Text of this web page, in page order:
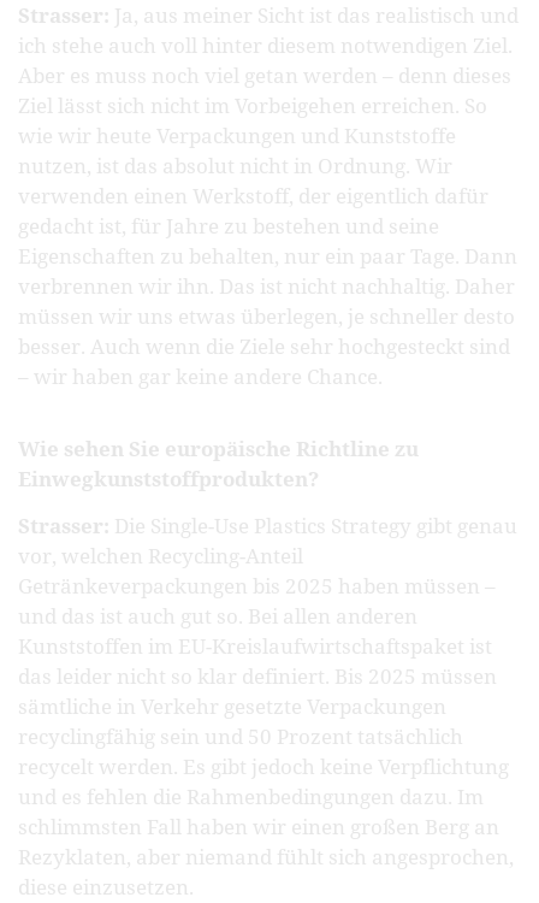
Strasser: Ja, aus meiner Sicht ist das realistisch und
ich stehe auch voll hinter diesem notwendigen Ziel.
Aber es muss noch viel getan werden – denn dieses
Ziel lässt sich nicht im Vorbeigehen erreichen. So
wie wir heute Verpackungen und Kunststoffe
nutzen, ist das absolut nicht in Ordnung. Wir
verwenden einen Werkstoff, der eigentlich dafür
gedacht ist, für Jahre zu bestehen und seine
Eigenschaften zu behalten, nur ein paar Tage. Dann
verbrennen wir ihn. Das ist nicht nachhaltig. Daher
müssen wir uns etwas überlegen, je schneller desto
besser. Auch wenn die Ziele sehr hochgesteckt sind
– wir haben gar keine andere Chance.
Wie sehen Sie europäische Richtline zu
Einwegkunststoffprodukten?
Strasser: Die Single-Use Plastics Strategy gibt genau
vor, welchen Recycling-Anteil
Getränkeverpackungen bis 2025 haben müssen –
und das ist auch gut so. Bei allen anderen
Kunststoffen im EU-Kreislaufwirtschaftspaket ist
das leider nicht so klar definiert. Bis 2025 müssen
sämtliche in Verkehr gesetzte Verpackungen
recyclingfähig sein und 50 Prozent tatsächlich
recycelt werden. Es gibt jedoch keine Verpflichtung
und es fehlen die Rahmenbedingungen dazu. Im
schlimmsten Fall haben wir einen großen Berg an
Rezyklaten, aber niemand fühlt sich angesprochen,
diese einzusetzen.